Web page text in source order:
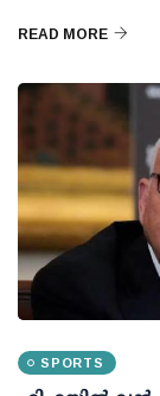
READ MORE
SPORTS